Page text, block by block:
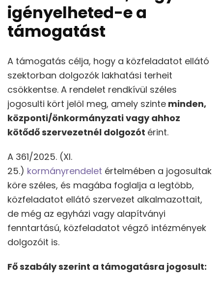
igényelheted-e a
támogatást
A támogatás célja, hogy a közfeladatot ellátó
szektorban dolgozók lakhatási terheit
csökkentse. A rendelet rendkívül széles
jogosulti kört jelöl meg, amely szinte minden,
központi/önkormányzati vagy ahhoz
kötődő szervezetnél dolgozót érint.
A 361/2025. (XI.
25.) kormányrendelet értelmében a jogosultak
köre széles, és magába foglalja a legtöbb,
közfeladatot ellátó szervezet alkalmazottait,
de még az egyházi vagy alapítványi
fenntartású, közfeladatot végző intézmények
dolgozóit is.
Fő szabály szerint a támogatásra jogosult: